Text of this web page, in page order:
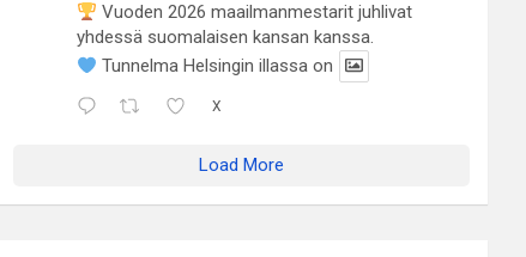
Vuoden 2026 maailmanmestarit juhlivat
yhdessä suomalaisen kansan kanssa.
Tunnelma Helsingin illassa on
X
Load More